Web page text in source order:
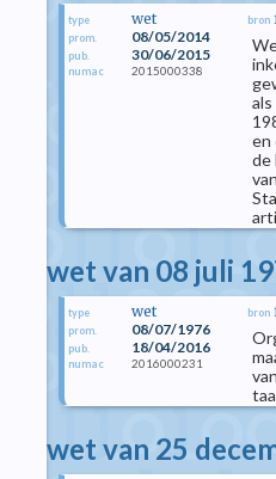
type wet
prom. 08/05/2014
pub. 30/06/2015
numac 2015000338
bron
en
de
wet van 08 juli
type wet
prom. 08/07/1976
pub. 18/04/2016
numac 2016000231
bron
wet van 25